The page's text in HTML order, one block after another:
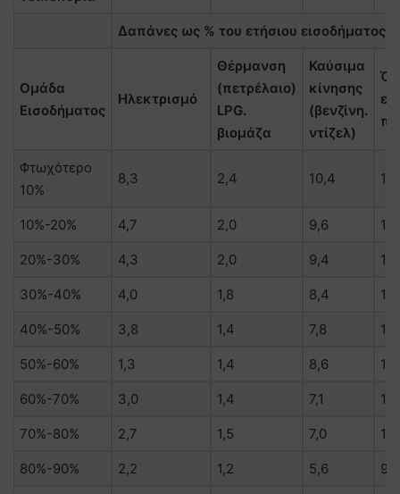
Δαπάνες ως % του ετήσιου εισοδήματος
Ομάδα
Εισοδήματος
Ηλεκτρισμό
Θέρμανση
(πετρέλαιο)
LPG.
βιομάζα
Καύσιμα
κίνησης
(βενζίνη.
ντίζελ)
Φτωχότερο
10%
8,3 2,4 10,4
10%-20% 4,7 2,0 9,6
20%-30% 4,3 2,0 9,4
30%-40% 4,0 1,8 8,4
40%-50% 3,8 1,4 7,8
50%-60% 1,3 1,4 8,6
60%-70% 3,0 1,4 7,1
70%-80% 2,7 1,5 7,0 11,1
80%-90% 2,2 1,2 5,6 9,0